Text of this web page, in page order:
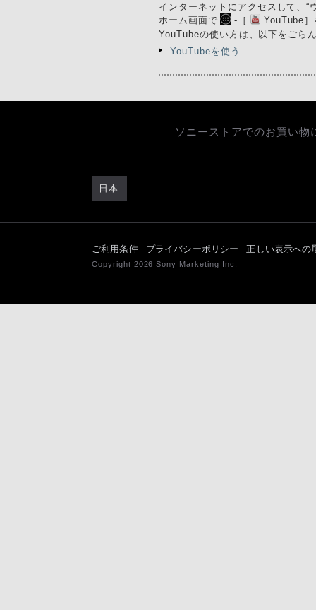
インターネットにアクセスして、
ホーム画面で
-［
YouTube
YouTubeの使い方は、以下をごら
YouTubeを使う
ソニーストアでのお買い物
日本
ご利用条件 プライバシーポリシー 正しい表示への
Copyright 2026 Sony Marketing Inc.